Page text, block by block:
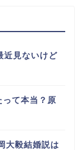
近見ないけど
て本当？原
大毅結婚説は